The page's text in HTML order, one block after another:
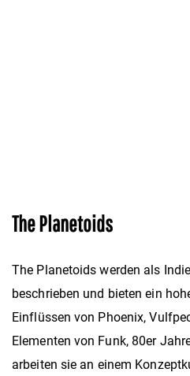
The Planetoids
The Planetoids werden als
beschrieben und bieten ein
Einflüssen von Phoenix,
Elementen von Funk, 80er
arbeiten sie an einem